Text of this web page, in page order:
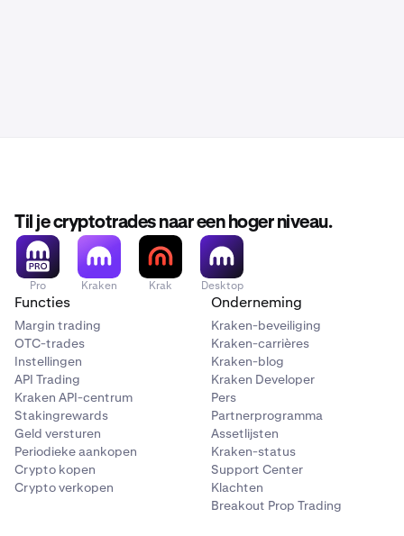
Til je cryptotrades naar een hoger niveau.
Pro Kraken Krak Desktop
Functies
Margin trading
OTC-trades
Instellingen
API Trading
Kraken API-centrum
Stakingrewards
Geld versturen
Periodieke aankopen
Crypto kopen
Crypto verkopen
Onderneming
Kraken-beveiliging
Kraken-carrières
Kraken-blog
Kraken Developer
Pers
Partnerprogramma
Assetlijsten
Kraken-status
Support Center
Klachten
Breakout Prop Trading